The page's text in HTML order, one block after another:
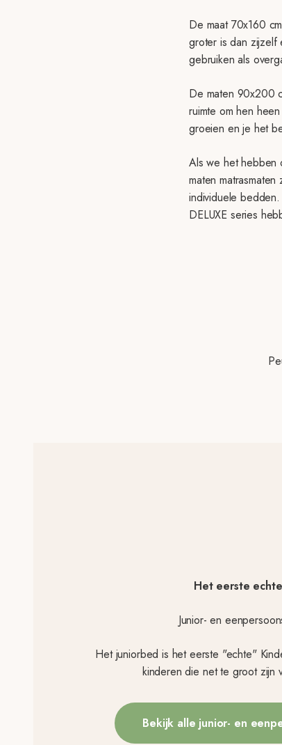
De maat 70x160
groter is dan zijzelf
gebruiken als
De maten 90x200
ruimte om hen
groeien en je het
Als we het hebben
maten
individuele
DELUXE series
Het eerste
Junior- en
Het juniorbed is het eerste "echte"
kinderen die net te groot zijn
Bekijk alle junior- en